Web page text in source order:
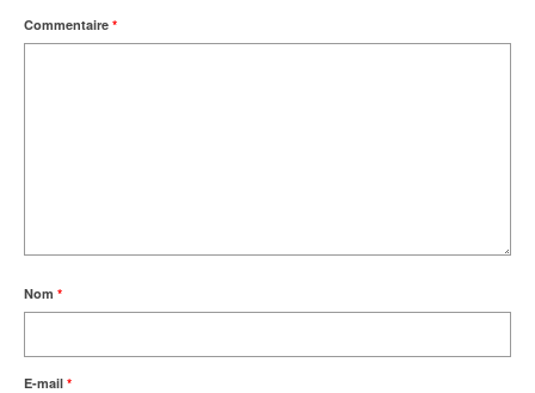
Commentaire *
Nom *
E-mail *